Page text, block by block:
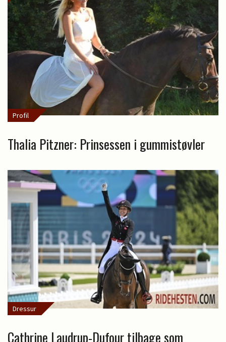
Profil
Thalia Pitzner: Prinsessen i gummistøvler
Dressur
Cathrine Laudrup-Dufour tilbage som